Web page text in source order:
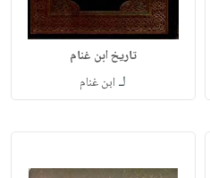
تاريخ ابن غنام
لـ ابن غنام